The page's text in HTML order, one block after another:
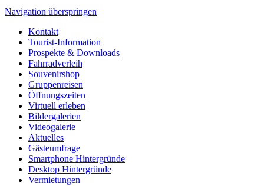
Navigation überspringen
Kontakt
Tourist-Information
Prospekte & Downloads
Fahrradverleih
Souvenirshop
Gruppenreisen
Öffnungszeiten
Virtuell erleben
Bildergalerien
Videogalerie
Aktuelles
Gästeumfrage
Smartphone Hintergründe
Desktop Hintergründe
Vermietungen